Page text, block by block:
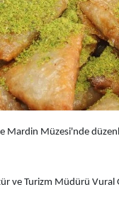
Mardin Müzesi'nde
ve Turizm Müdürü Vural